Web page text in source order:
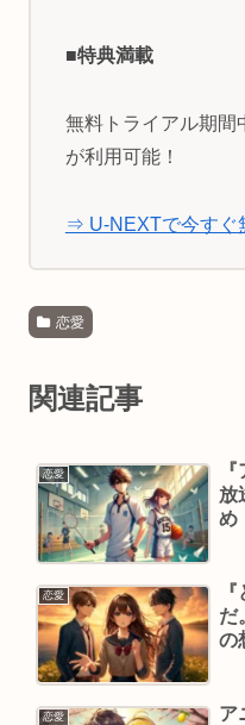
■特典満載
無料トライアル期間
が利用可能！
⇒ U-NEXTで今すぐ
恋愛
関連記事
恋愛
放
め
恋愛
だ
の
恋愛
ア